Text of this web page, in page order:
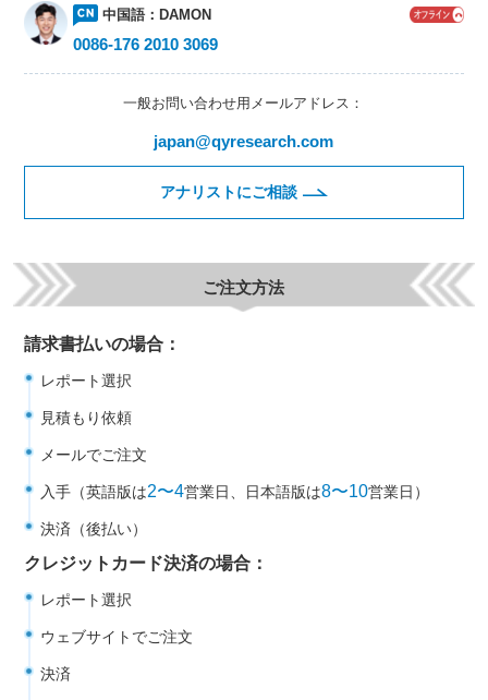
中国語： DAMON
0086-176 2010 3069
一般お問い合わせ用メールアドレス：
japan@qyresearch.com
アナリストにご相談
ご注文方法
請求書払いの場合：
レポート選択
見積もり依頼
メールでご注文
入手（英語版は2〜4営業日、日本語版は8〜10営業日）
決済（後払い）
クレジットカード決済の場合：
レポート選択
ウェブサイトでご注文
決済